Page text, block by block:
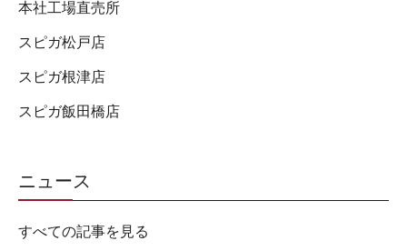
本社工場直売所
スピガ松戸店
スピガ根津店
スピガ飯田橋店
ニュース
すべての記事を見る